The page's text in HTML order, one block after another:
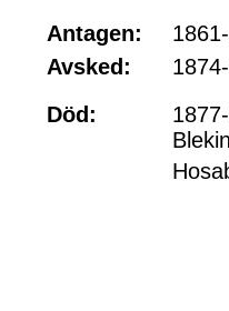
Antagen:
Avsked:
Död: